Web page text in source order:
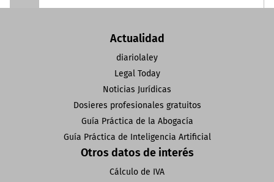
Actualidad
diariolaley
Legal Today
Noticias Jurídicas
Dosieres profesionales gratuitos
Guía Práctica de la Abogacía
Guía Práctica de Inteligencia Artificial
Otros datos de interés
Cálculo de IVA